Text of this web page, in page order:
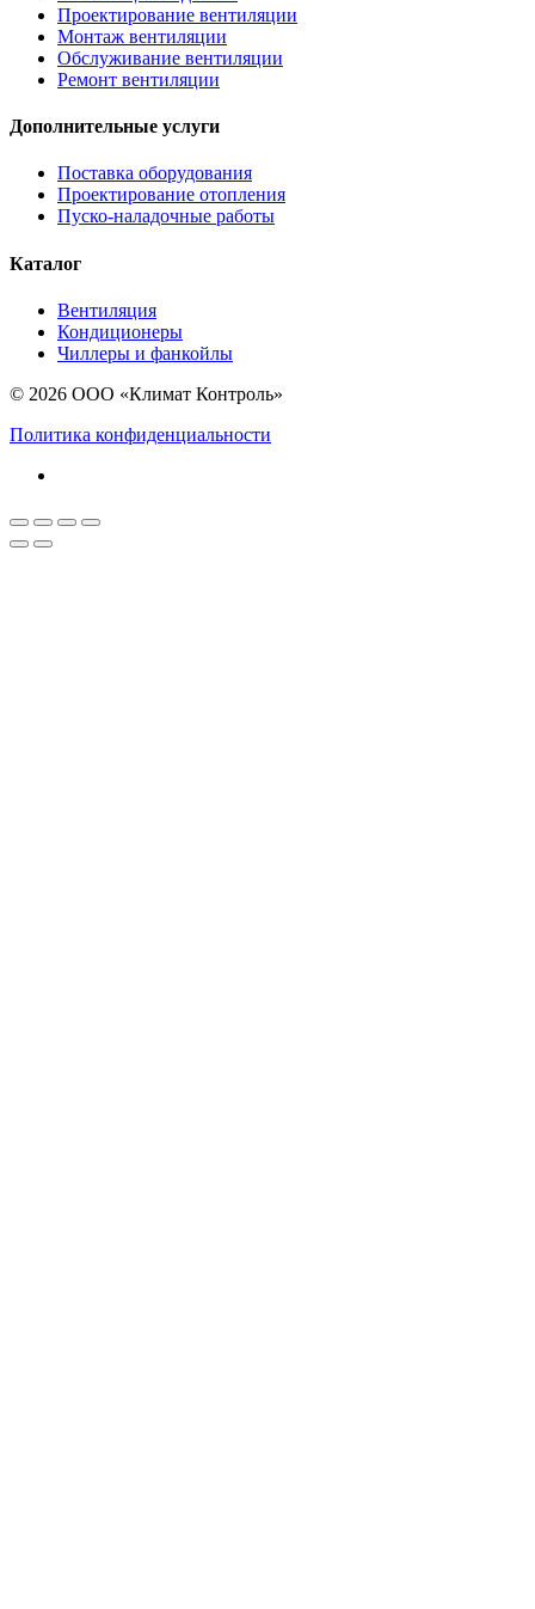
Проектирование вентиляции
Монтаж вентиляции
Обслуживание вентиляции
Ремонт вентиляции
Дополнительные услуги
Поставка оборудования
Проектирование отопления
Пуско-наладочные работы
Каталог
Вентиляция
Кондиционеры
Чиллеры и фанкойлы
© 2026 ООО «Климат Контроль»
Политика конфиденциальности